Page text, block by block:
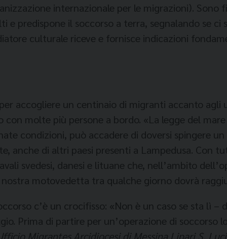
internazionale per le migrazioni).
predispone il soccorso a terra, segnalando se ci
culturale riceve e fornisce indicazioni
accogliere un centinaio di migranti accanto agli
molte più persone a bordo. «La legge del
condizioni, può accadere di doversi spingere
anche di altri paesi presenti a Lampedusa. Con
svedesi, danesi e lituane che, nell’ambito
motovedetta tra qualche giorno dovrà
c’è un crocifisso: «Non è un caso se sta lì –
Prima di partire per un’operazione di soccorso
Migrantes Arcidiocesi di Messina Lipari S.